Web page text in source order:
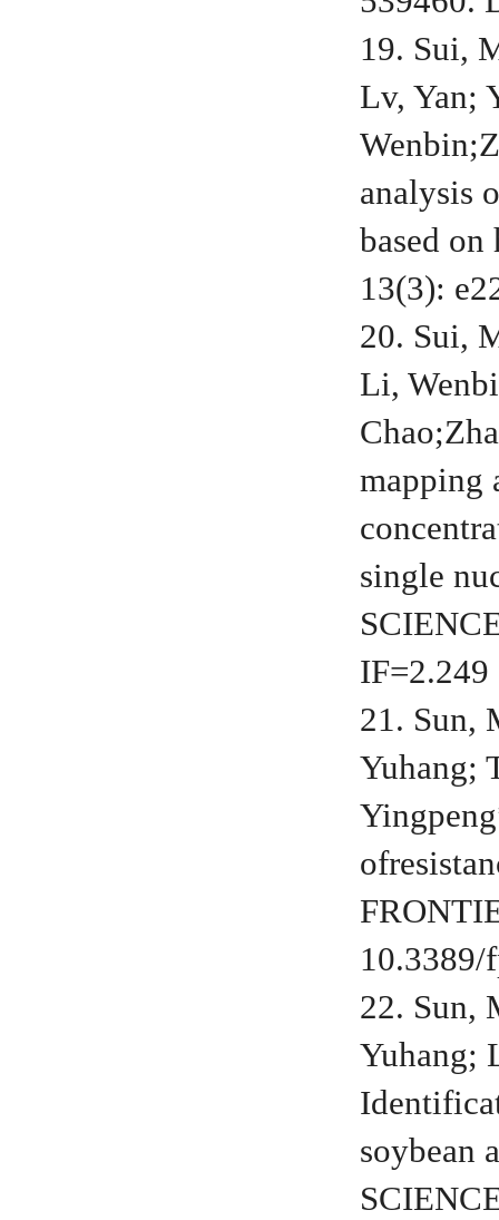
19. Sui,
Lv, Yan;
analysis
based
13(3):
20. Sui,
Li,
mapping
single
IF=2.249
21. Sun,
Yuhang;
10.3389/
22. Sun,
Yuhang;
soybean